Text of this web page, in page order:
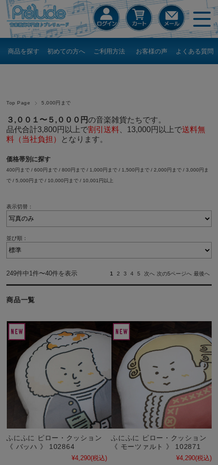
商品を探す 初めての方へ ご利用方法 お客様の声 よくある質問
Top Page 5,000円まで
３,００１〜５,０００円の音楽雑貨たちです。
品代合計3,800円以上で割引送料 、13,000円以上で送料無
料（当社負担）
となります。
価格帯別に探す
400円まで /600円まで /800円まで / 1,000円まで / 1,500円まで /2,000円まで /3,000円ま
で /5,000円まで / 10,000円まで / 10,001円以上
表示切替：
並び順：
249件中1件〜40件を表示 1 2 3 4 5 次へ 次の5ページへ 最後へ
商品一覧
ふにふに ピロー・クッション
《 バッハ 》 102864
¥4,290(税込)
ふにふに ピロー・クッション
《 モーツァルト 》 102871
¥4,290(税込)